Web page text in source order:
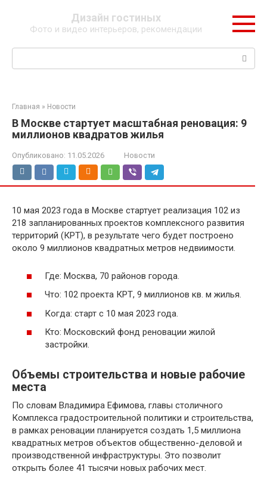
контенту
Дизайн гостиных
Фото и видео интерьеров, рекомендации
Поиск:
Главная » Новости
В Москве стартует масштабная реновация: 9
миллионов квадратов жилья
Опубликовано: 11.05.2026 Новости
10 мая 2023 года в Москве стартует реализация 102 из
218 запланированных проектов комплексного развития
территорий (КРТ), в результате чего будет построено
около 9 миллионов квадратных метров недвиимости.
Где: Москва, 70 районов города.
Что: 102 проекта КРТ, 9 миллионов кв. м жилья.
Когда: старт с 10 мая 2023 года.
Кто: Московский фонд реновации жилой
застройки.
Объемы строительства и новые рабочие
места
По словам Владимира Ефимова, главы столичного
Комплекса градостроительной политики и строительства,
в рамках реновации планируется создать 1,5 миллиона
квадратных метров объектов общественно-деловой и
производственной инфраструктуры. Это позволит
открыть более 41 тысячи новых рабочих мест.